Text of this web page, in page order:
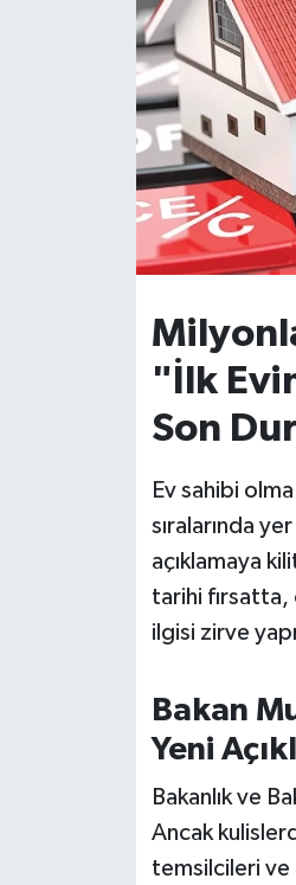
"İlk
Son
Ev sahibi
sıralarında
açıklamaya
tarihi fırsatta,
ilgisi zirve
Bakan
Yeni
Bakanlık ve
Ancak
temsilcileri ve
KENT GÜNDEMİ
KÜLTÜR-SANAT
MAGAZİN
OTOMOTİV
Resmi İlanlar